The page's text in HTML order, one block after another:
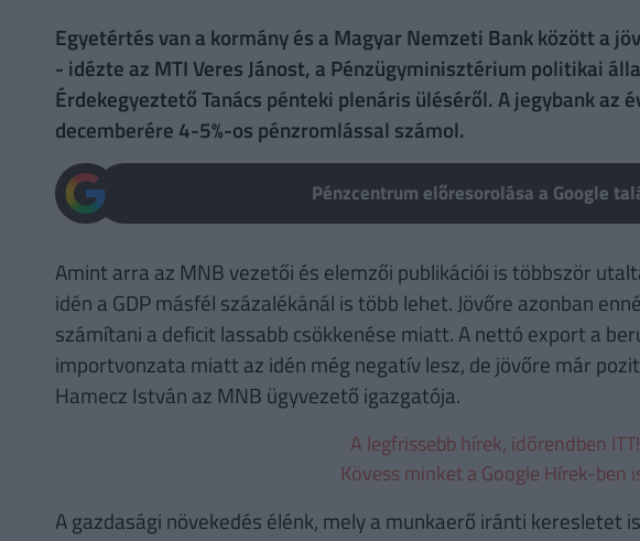
Egyetértés van a kormány és a Magyar Nemzeti Bank között a
- idézte az MTI Veres Jánost, a Pénzügyminisztérium politikai
Érdekegyeztető Tanács pénteki plenáris üléséről. A jegybank az
decemberére 4-5%-os pénzromlással számol.
Pénzcentrum előresorolása a Google
Amint arra az MNB vezetői és elemzői publikációi is többször
idén a GDP másfél százalékánál is több lehet. Jövőre azonban
számítani a deficit lassabb csökkenése miatt. A nettó export a
importvonzata miatt az idén még negatív lesz, de jövőre már
Hamecz István az MNB ügyvezető igazgatója.
A legfrissebb hírek, időrendben ITT!
Kövess minket a Google Hírek-ben
A gazdasági növekedés élénk, mely a munkaerő iránti keresletet